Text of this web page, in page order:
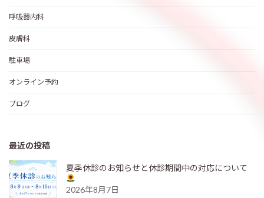
呼吸器内科
皮膚科
駐車場
オンライン予約
ブログ
最近の投稿
夏季休診のお知らせと休診期間中の対応について
2026年8月7日